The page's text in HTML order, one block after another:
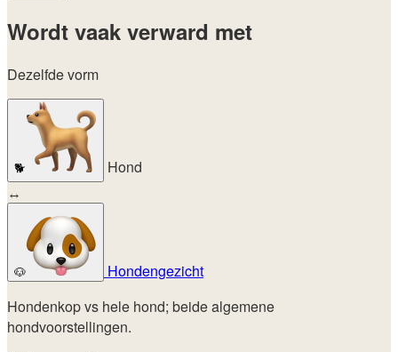
Wordt vaak verward met
Dezelfde vorm
🐕
Hond
↔
🐶
Hondengezicht
Hondenkop vs hele hond; beide algemene
hondvoorstellingen.